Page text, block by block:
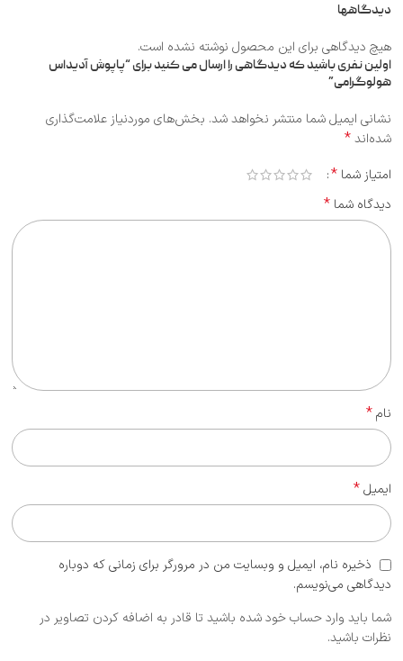
دیدگاهها
هیچ دیدگاهی برای این محصول نوشته نشده است.
اولین نفری باشید که دیدگاهی را ارسال می کنید برای “پاپوش آدیداس
هولوگرامی”
نشانی ایمیل شما منتشر نخواهد شد. بخش‌های موردنیاز علامت‌گذاری
شده‌اند*
امتیاز شما *
دیدگاه شما *
نام*
ایمیل*
ذخیره نام، ایمیل و وبسایت من در مرورگر برای زمانی که دوباره
دیدگاهی می‌نویسم.
شما باید وارد حساب خود شده باشید تا قادر به اضافه کردن تصاویر در
نظرات باشید.